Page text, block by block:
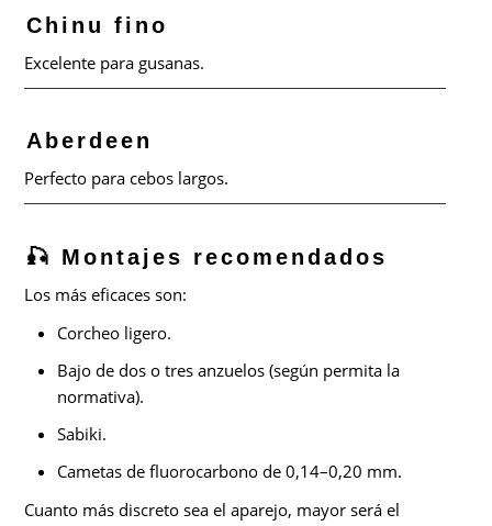
Chinu fino
Excelente para gusanas.
Aberdeen
Perfecto para cebos largos.
🎣 Montajes recomendados
Los más eficaces son:
Corcheo ligero.
Bajo de dos o tres anzuelos (según permita la
normativa).
Sabiki.
Cametas de fluorocarbono de 0,14–0,20 mm.
Cuanto más discreto sea el aparejo, mayor será el